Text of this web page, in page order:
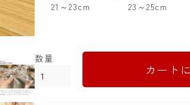
21～23cm
23～25cm
カート